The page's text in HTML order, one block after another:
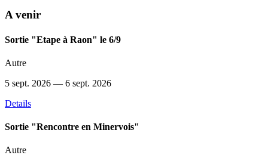
A venir
Sortie "Etape à Raon" le 6/9
Autre
5 sept. 2026 — 6 sept. 2026
Details
Sortie "Rencontre en Minervois"
Autre